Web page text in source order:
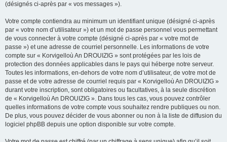
(désignés ci-après par « vos messages »).
Votre compte contiendra au minimum un identifiant unique (désigné ci-après
par « votre nom d’utilisateur ») et un mot de passe personnel vous permettant
de vous connecter à votre compte (désigné ci-après par « votre mot de
passe ») et une adresse de courriel personnelle. Les informations de votre
compte sur « Korvigelloù An DROUIZIG » sont protégées par les lois de
protection des données applicables dans le pays qui héberge notre serveur.
Toutes les informations, en-dehors de votre nom d’utilisateur, de votre mot de
passe et de votre adresse de courriel requis par « Korvigelloù An DROUIZIG »
durant votre inscription, sont obligatoires ou facultatives, à la seule discrétion
de « Korvigelloù An DROUIZIG ». Dans tous les cas, vous pouvez contrôler
quelles informations de votre compte vous souhaitez rendre publiques ou non.
De plus, vous pouvez décider de vous abonner ou non à la liste de diffusion du
logiciel phpBB depuis une option disponible sur votre compte.